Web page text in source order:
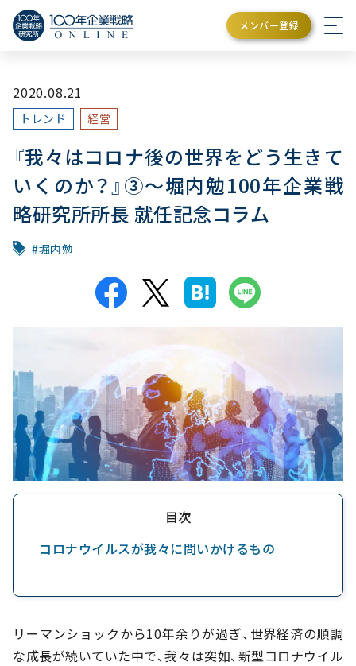
メンバー登録
2020.08.21
トレンド 経営
『我々はコロナ後の世界をどう生きて
いくのか？』③～堀内勉100年企業戦
略研究所所長 就任記念コラム
堀内勉
目次
コロナウイルスが我々に問いかけるもの
リーマンショックから10年余りが過ぎ、世界経済の順調
な成長が続いていた中で、我々は突如、新型コロナウイル